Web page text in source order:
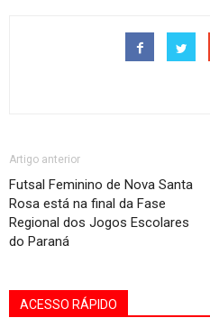
Artigo anterior
Futsal Feminino de Nova Santa
Rosa está na final da Fase
Regional dos Jogos Escolares
do Paraná
ACESSO RÁPIDO